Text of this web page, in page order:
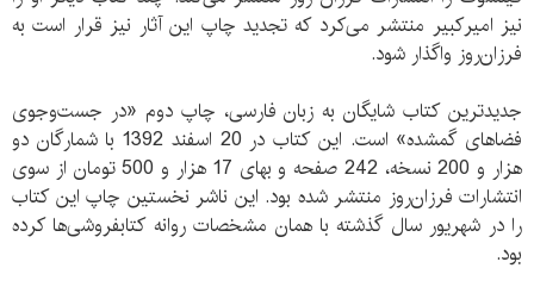
نیز امیرکبیر منتشر می‌کرد که تجدید چاپ این آثار نیز قرار است به
فرزان‌روز واگذار شود.
جدیدترین کتاب شایگان به زبان فارسی، چاپ دوم «در جست‌وجوی
فضاهای گمشده» است. این کتاب در 20 اسفند 1392 با شمارگان دو
هزار و 200 نسخه، 242 صفحه و بهای 17 هزار و 500 تومان از سوی
انتشارات فرزان‌روز منتشر شده بود. این ناشر نخستین چاپ این کتاب
را در شهریور سال گذشته با همان مشخصات روانه کتابفروشی‌ها کرده
بود.